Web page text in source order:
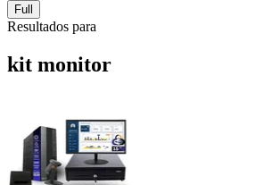
Full
Resultados para
kit monitor